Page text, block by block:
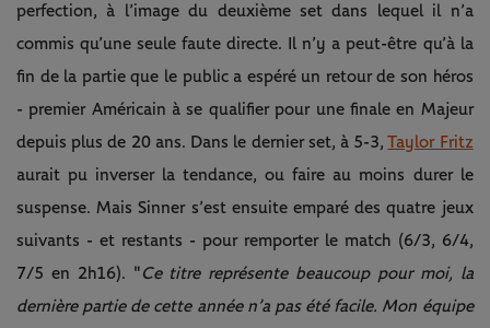
perfection, à l’image du deuxième set dans lequel il n’a
commis qu’une seule faute directe. Il n’y a peut-être qu’à la
fin de la partie que le public a espéré un retour de son héros
- premier Américain à se qualifier pour une finale en Majeur
depuis plus de 20 ans. Dans le dernier set, à 5-3,Taylor Fritz
aurait pu inverser la tendance, ou faire au moins durer le
suspense. Mais Sinner s’est ensuite emparé des quatre jeux
suivants - et restants - pour remporter le match (6/3, 6/4,
7/5 en 2h16). "Ce titre représente beaucoup pour moi, la
dernière partie de cette année n’a pas été facile. Mon équipe